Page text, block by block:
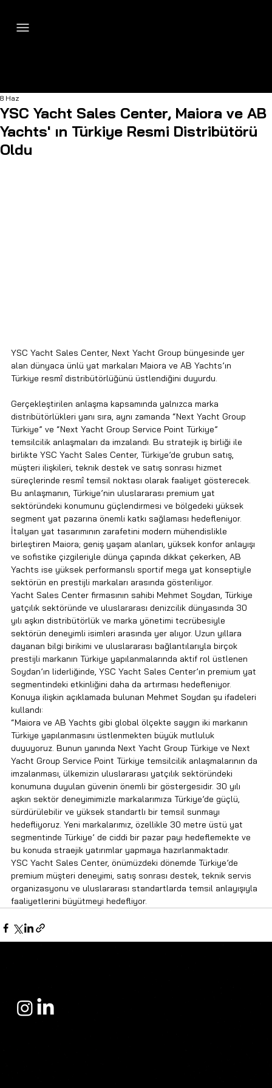
YSC Yacht Sales Center, Maiora ve AB
Yachts' ın Türkiye Resmi Distribütörü
Oldu
8 Haz
YSC Yacht Sales Center, Next Yacht Group bünyesinde yer
alan dünyaca ünlü yat markaları Maiora ve AB Yachts’ın
Türkiye resmî distribütörlüğünü üstlendiğini duyurdu.
Gerçekleştirilen anlaşma kapsamında yalnızca marka
distribütörlükleri yanı sıra, aynı zamanda “Next Yacht Group
Türkiye” ve “Next Yacht Group Service Point Türkiye”
temsilcilik anlaşmaları da imzalandı. Bu stratejik iş birliği ile
birlikte YSC Yacht Sales Center, Türkiye’de grubun satış,
müşteri ilişkileri, teknik destek ve satış sonrası hizmet
süreçlerinde resmî temsil noktası olarak faaliyet gösterecek.
Bu anlaşmanın, Türkiye’nin uluslararası premium yat
sektöründeki konumunu güçlendirmesi ve bölgedeki yüksek
segment yat pazarına önemli katkı sağlaması hedefleniyor.
İtalyan yat tasarımının zarafetini modern mühendislikle
birleştiren Maiora; geniş yaşam alanları, yüksek konfor anlayışı
ve sofistike çizgileriyle dünya çapında dikkat çekerken, AB
Yachts ise yüksek performanslı sportif mega yat konseptiyle
sektörün en prestijli markaları arasında gösteriliyor.
Yacht Sales Center firmasının sahibi Mehmet Soydan, Türkiye
yatçılık sektöründe ve uluslararası denizcilik dünyasında 30
yılı aşkın distribütörlük ve marka yönetimi tecrübesiyle
sektörün deneyimli isimleri arasında yer alıyor. Uzun yıllara
dayanan bilgi birikimi ve uluslararası bağlantılarıyla birçok
prestijli markanın Türkiye yapılanmalarında aktif rol üstlenen
Soydan’ın liderliğinde, YSC Yacht Sales Center’ın premium yat
segmentindeki etkinliğini daha da artırması hedefleniyor.
Konuya ilişkin açıklamada bulunan Mehmet Soydan şu ifadeleri
kullandı:
“Maiora ve AB Yachts gibi global ölçekte saygın iki markanın
Türkiye yapılanmasını üstlenmekten büyük mutluluk
duyuyoruz. Bunun yanında Next Yacht Group Türkiye ve Next
Yacht Group Service Point Türkiye temsilcilik anlaşmalarının da
imzalanması, ülkemizin uluslararası yatçılık sektöründeki
konumuna duyulan güvenin önemli bir göstergesidir. 30 yılı
aşkın sektör deneyimimizle markalarımıza Türkiye’de güçlü,
sürdürülebilir ve yüksek standartlı bir temsil sunmayı
hedefliyoruz. Yeni markalarımız, özellikle 30 metre üstü yat
segmentinde Türkiye’ de ciddi bir pazar payı hedeflemekte ve
bu konuda straejik yatırımlar yapmaya hazırlanmaktadır.
YSC Yacht Sales Center, önümüzdeki dönemde Türkiye’de
premium müşteri deneyimi, satış sonrası destek, teknik servis
organizasyonu ve uluslararası standartlarda temsil anlayışıyla
faaliyetlerini büyütmeyi hedefliyor.